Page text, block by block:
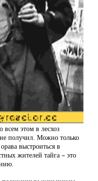
всем этом в лесхоз
получил. Можно только
выстроиться в
жителей тайга – это